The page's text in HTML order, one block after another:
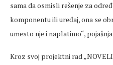
sama da osmisli rešenje za
komponentu ili uređaj, ona se
umesto nje i naplatimo“,
Kroz svoj projektni rad